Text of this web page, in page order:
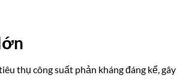
thụ công suất phản kháng đáng kể,